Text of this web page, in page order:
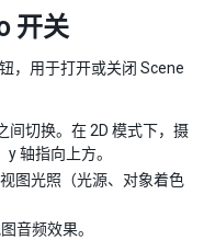
开关
，用于打开或关闭 Scene
间切换。在 2D 模式下，摄
轴指向上方。
图光照（光源、对象着色
音频效果。